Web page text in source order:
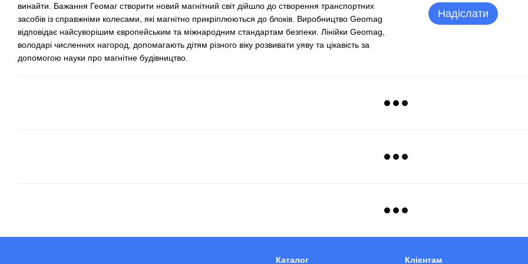
винайти. Бажання Геомаг створити новий магнітний світ дійшло до створення транспортних
засобів із справжніми колесами, які магнітно прикріплюються до блоків. Виробництво Geomag
відповідає найсуворішим європейським та міжнародним стандартам безпеки. Лінійки Geomag,
володарі численних нагород, допомагають дітям різного віку розвивати уяву та цікавість за
допомогою науки про магнітне будівництво.
Надіслати
Каталог Клієнтам